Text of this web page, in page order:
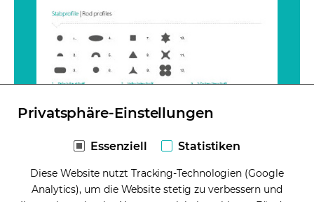
Hier finden Sie eine Übersicht
aller Kapillarprofile
Privatsphäre-Einstellungen
Essenziell Statistiken
Diese Website nutzt Tracking-Technologien (Google
Analytics), um die Website stetig zu verbessern und